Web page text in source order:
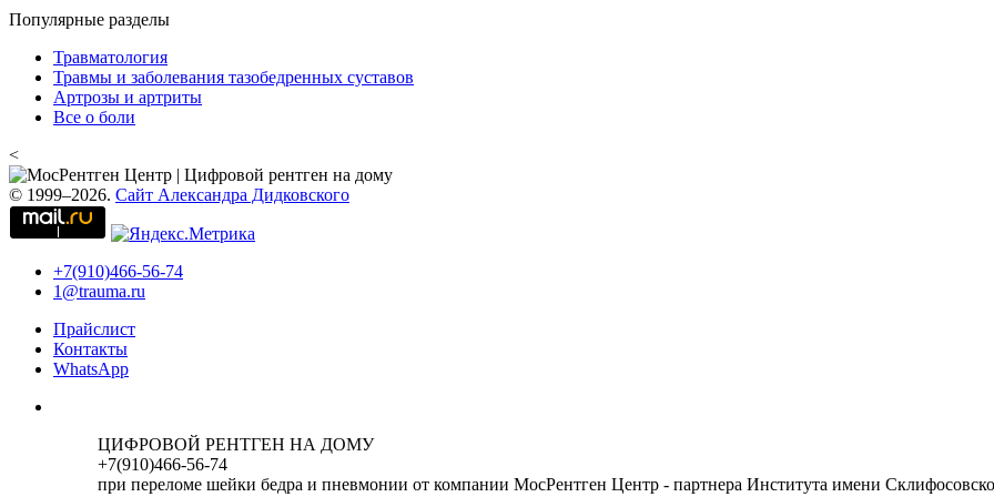
Популярные разделы
Травматология
Травмы и заболевания тазобедренных суставов
Артрозы и артриты
Все о боли
<
© 1999–2026. Сайт Александра Дидковского
+7(910)466-56-74
1@trauma.ru
Прайслист
Контакты
WhatsApp
ЦИФРОВОЙ РЕНТГЕН НА ДОМУ
+7(910)466-56-74
при переломе шейки бедра и пневмонии от компании МосРентген Центр - партнера Института имени